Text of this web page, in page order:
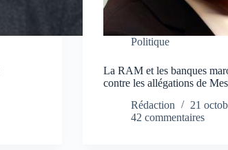
Politique
La RAM et les banques
contre les allégations de
Rédaction
21
42 commentaires